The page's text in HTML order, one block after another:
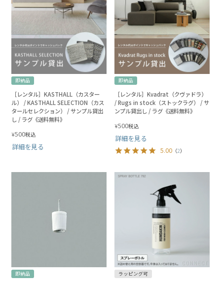
即納品
［レンタル］KASTHALL（カスター
ル） / KASTHALL SELECTION（カス
タールセレクション） / サンプル貸出
し / ラグ《送料無料》
¥500税込
詳細を見る
即納品
［レンタル］Kvadrat（クヴァドラ）
/ Rugs in stock（ストックラグ） / サ
ンプル貸出し / ラグ《送料無料》
¥500税込
詳細を見る
5.00 （2）
即納品 ラッピング可